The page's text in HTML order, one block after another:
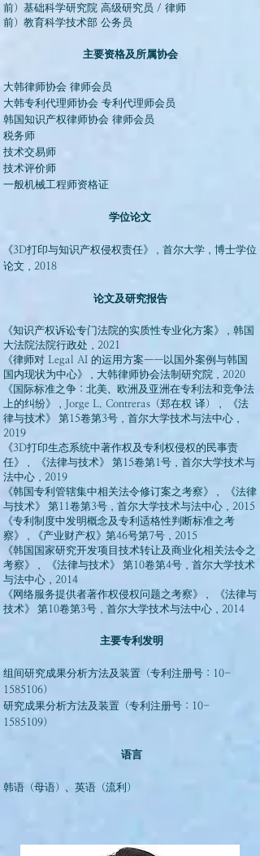
前）基础科学研究院 高级研究员 / 律师
前）教育科学技术部 公务员
主要资格及所属协会
大韩律师协会 律师会员
大韩专利代理师协会 专利代理师会员
韩国知识产权律师协会 律师会员
税务师
技术交易师
技术评价师
一般机械工程师资格证
​学位论文
《3D打印与知识产权侵权责任》，首尔大学，博士学位
论文，2018​
论文及研究报告
《知识产权诉讼专门法院的实质性专业化方案》，韩国
大法院法院行政处，2021
《律师对 Legal AI 的运用方案——以国外案例与韩国
国内现状为中心》，大韩律师协会法制研究院，2020
《国际标准之争：北美、欧洲及亚洲在专利法和竞争法
上的纠纷》，Jorge L. Contreras（郑在权 译）， 《法
律与技术》 第15卷第3号，首尔大学技术与法中心，
2019
《3D打印生态系统中著作权及专利权侵权的民事责
任》， 《法律与技术》 第15卷第1号，首尔大学技术与
法中心，2019
《韩国专利管辖集中相关法令修订案之考察》， 《法律
与技术》 第11卷第3号，首尔大学技术与法中心，2015
《专利制度中发明概念及专利适格性判断标准之考
察》，《产业财产权》第46号第7号，2015
《韩国国家研究开发项目技术转让及商业化相关法令之
考察》， 《法律与技术》 第10卷第4号，首尔大学技术
与法中心，2014
《网络服务提供者著作权侵权问题之考察》， 《法律与
技术》 第10卷第3号，首尔大学技术与法中心，2014
主要专利发明
​组间研究成果分析方法及装置（专利注册号：10-
1585106）
研究成果分析方法及装置（专利注册号：10-
1585109）
语言
韩语（母语）、英语（流利）